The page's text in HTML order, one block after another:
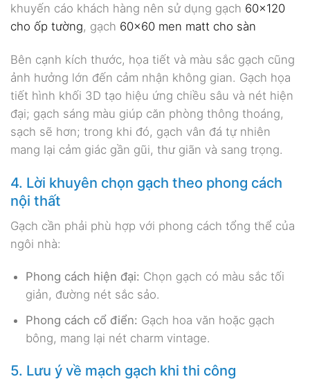
khuyến cáo khách hàng nên sử dụng gạch 60×120
cho ốp tường, gạch 60×60 men matt cho sàn
Bên cạnh kích thước, họa tiết và màu sắc gạch cũng
ảnh hưởng lớn đến cảm nhận không gian. Gạch họa
tiết hình khối 3D tạo hiệu ứng chiều sâu và nét hiện
đại; gạch sáng màu giúp căn phòng thông thoáng,
sạch sẽ hơn; trong khi đó, gạch vân đá tự nhiên
mang lại cảm giác gần gũi, thư giãn và sang trọng.
4. Lời khuyên chọn gạch theo phong cách
nội thất
Gạch cần phải phù hợp với phong cách tổng thể của
ngôi nhà:
Phong cách hiện đại: Chọn gạch có màu sắc tối
giản, đường nét sắc sảo.
Phong cách cổ điển: Gạch hoa văn hoặc gạch
bông, mang lại nét charm vintage.
5. Lưu ý về mạch gạch khi thi công